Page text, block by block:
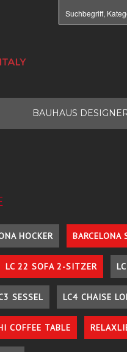
BAUHAUS
HOCKER BARCELONA
LC 22 SOFA 2-SITZER
SESSEL LC4 CHAISE
COFFEE TABLE